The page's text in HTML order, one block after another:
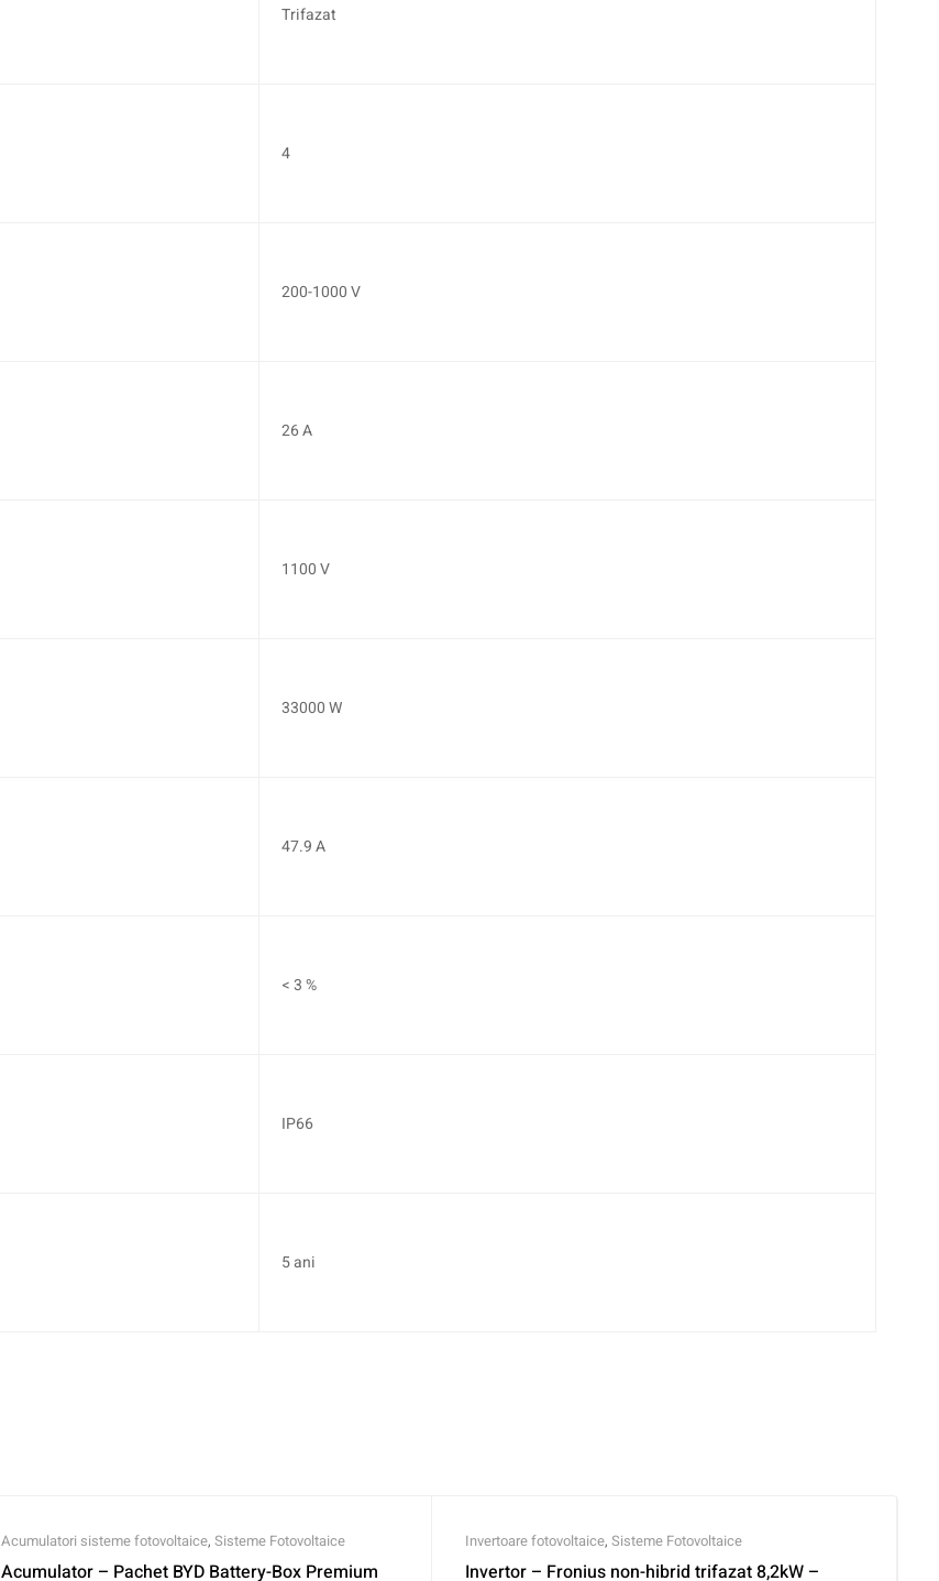
Trifazat
4
200-1000 V
26 A
1100 V
33000 W
47.9 A
< 3 %
IP66
5 ani
Acumulatori sisteme fotovoltaice, Sisteme Fotovoltaice
Acumulator – Pachet BYD Battery-Box Premium
Invertoare fotovoltaice,Sisteme Fotovoltaice
Invertor – Fronius non-hibrid trifazat 8,2kW –